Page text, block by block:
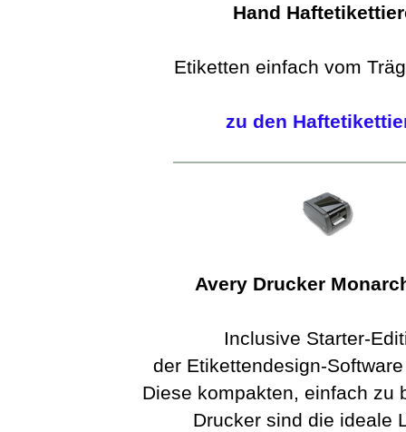
Hand
Etiketten einfach vom
zu den
Avery Drucker
Inclusive Starter-
der Etikettendesign-
Diese kompakten, einfach zu
Drucker sind die ideale